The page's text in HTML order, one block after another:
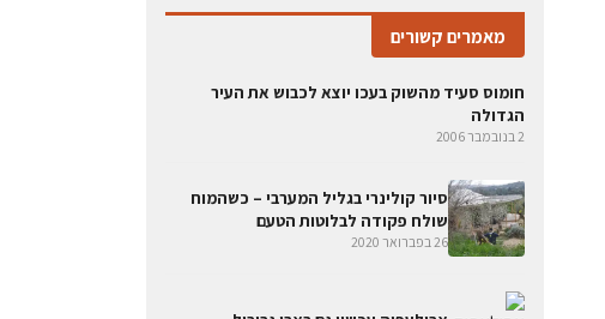
מאמרים קשורים
חומוס סעיד מהשוק בעכו יוצא לכבוש את העיר
הגדולה
2 בנובמבר 2006
סיור קולינרי בגליל המערבי – כשהמוח
שולח פקודה לבלוטות הטעם
26 בפברואר 2020